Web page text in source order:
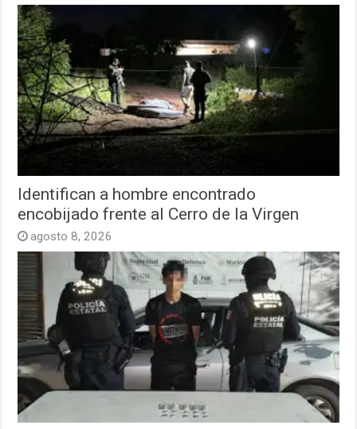
Identifican a hombre encontrado
encobijado frente al Cerro de la Virgen
agosto 8, 2026